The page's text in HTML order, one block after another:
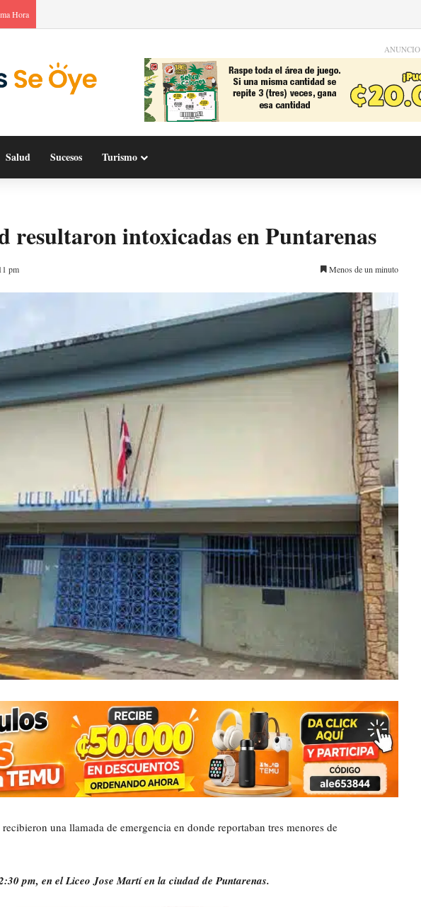
Hora
ANUNCIO
Salud Sucesos Turismo
resultaron intoxicadas en Puntarenas
pm Menos de un minuto
una llamada de emergencia en donde reportaban tres menores de
pm, en el Liceo Jose Martí en la ciudad de Puntarenas.